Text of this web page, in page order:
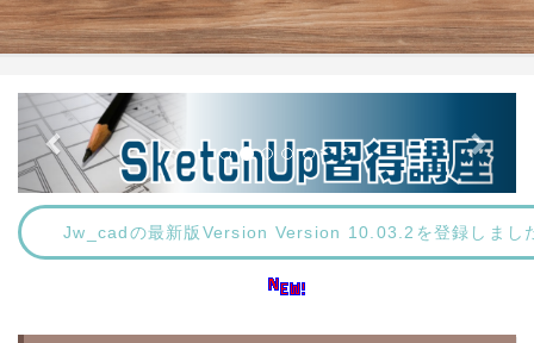
Jw_cadの最新版Version Version 10.03.2を登録しまし